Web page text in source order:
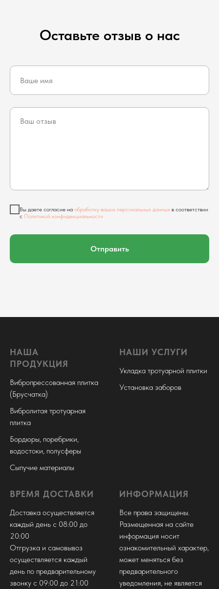
Оставьте отзыв о нас
Вы даете согласие на обработку ваших персональных данных в соответствии
с Политикой конфиденциальности
Отправить
НАША
ПРОДУКЦИЯ
Вибропрессованная плитка
(Брусчатка)
Вибролитая тротуарная
плитка
Бордюры, поребрики,
водостоки, полусферы
Сыпучие материалы
НАШИ УСЛУГИ
Укладка тротуарной плитки
Установка заборов
ВРЕМЯ ДОСТАВКИ
Доставка осуществляется
каждый день с 08:00 до
20:00
Отгрузка и самовывоз
осуществляется каждый
день по предварительному
звонку с 09:00 до 21:00
ИНФОРМАЦИЯ
Все права защищены.
Размещенная на сайте
информация носит
ознакомительный характер,
может меняться без
предварительного
уведомления, не является